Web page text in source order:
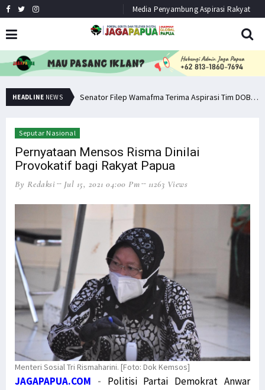
Media Penyambung Aspirasi Rakyat
HEADLINE NEWS Senator Filep Wamafma Terima Aspirasi Tim DOB Manokwari Barat
Seputar Nasional
Pernyataan Mensos Risma Dinilai
Provokatif bagi Rakyat Papua
By Redaksi Jul 15, 2021 04:00 Pm 11263 Views
Menteri Sosial Tri Rismaharini. [Foto: Dok Kemsos]
JAGAPAPUA.COM - Politisi Partai Demokrat Anwar